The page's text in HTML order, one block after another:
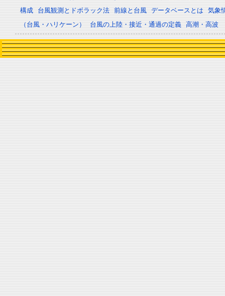
構成
台風観測とドボラック法 前線と台風 データベースとは
気象
（台風・ハリケーン）
台風の上陸・接近・通過の定義 高潮・高波